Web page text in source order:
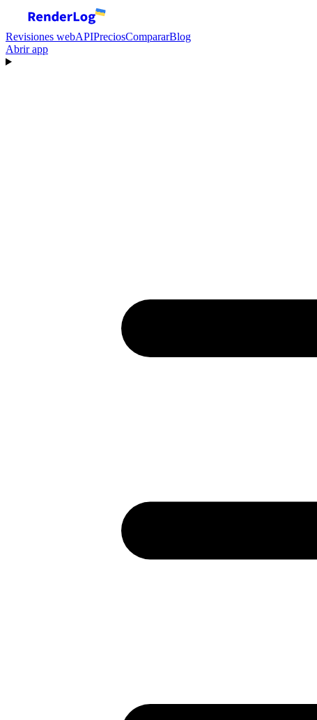
Revisiones webAPIPreciosCompararBlog
Abrir app